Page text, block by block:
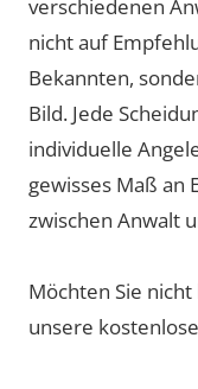
verschiedenen
nicht auf
Bekannten,
Bild. Jede
individuelle
gewisses Maß an
zwischen Anwalt
Möchten Sie nicht
unsere